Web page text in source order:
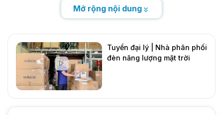
Mở rộng nội dung
Tuyển đại lý | Nhà phân phối
đèn năng lượng mặt trời